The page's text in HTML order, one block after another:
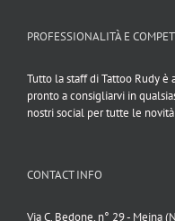
PROFESSIONALITÀ E
Tutto la staff di Tattoo Rudy
pronto a consigliarvi in
nostri social per tutte le
CONTACT INFO
Via C. Bedone, n° 29 - Meina